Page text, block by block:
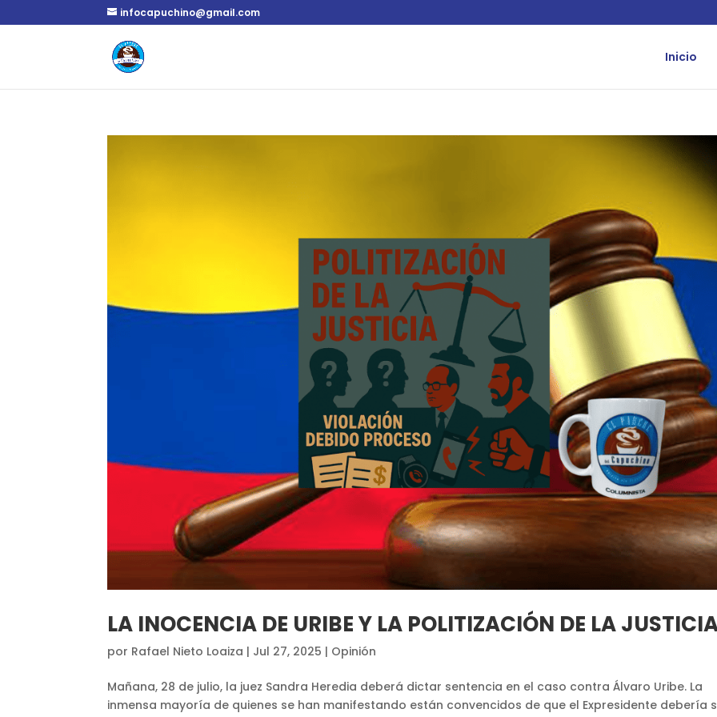
infocapuchino@gmail.com
Inicio
LA INOCENCIA DE URIBE Y LA POLITIZACIÓN DE LA
por Rafael Nieto Loaiza | Jul 27, 2025 | Opinión
Mañana, 28 de julio, la juez Sandra Heredia deberá dictar sentencia en el caso contra Álvaro Uribe. La
inmensa mayoría de quienes se han manifestando están convencidos de que el Expresidente debería